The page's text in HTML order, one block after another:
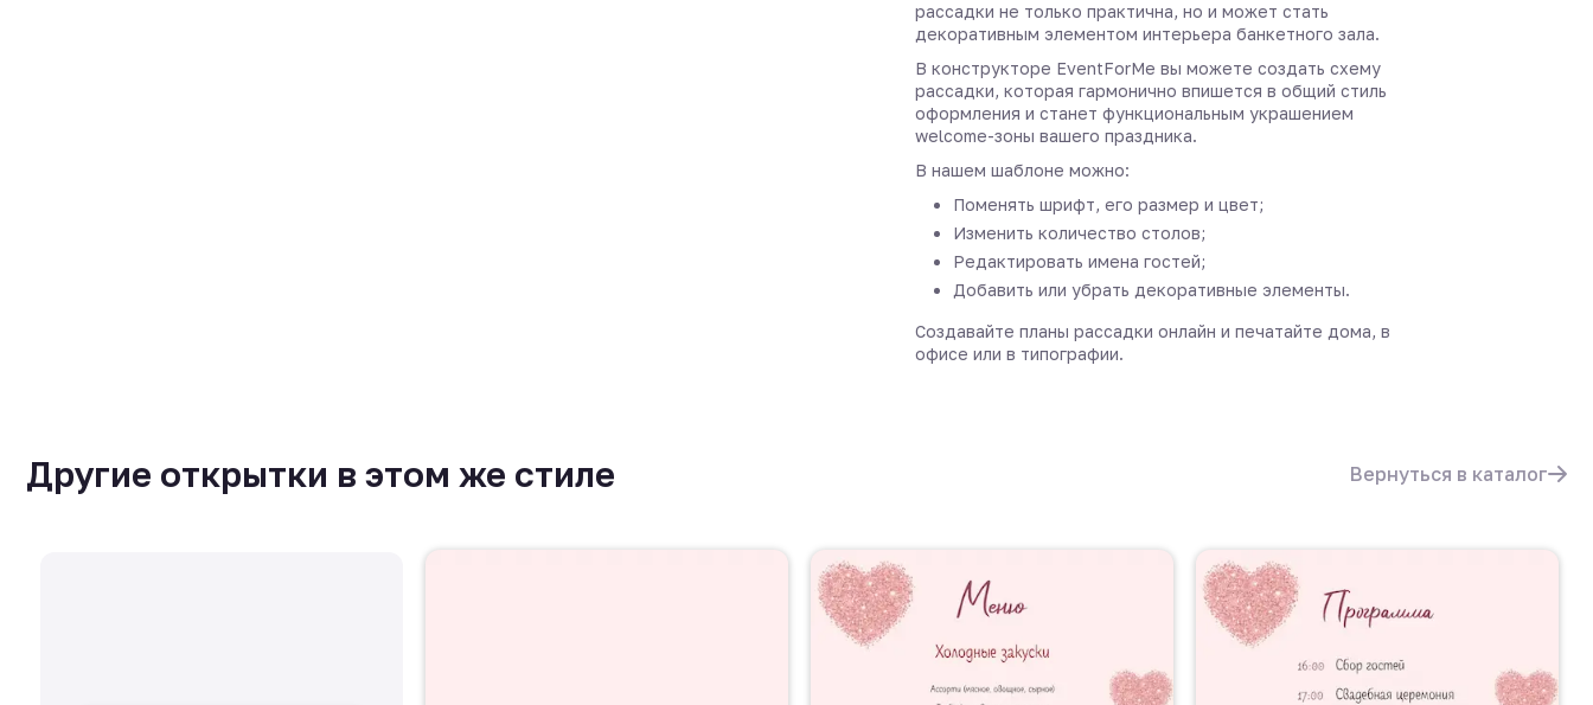
рассадки не только практична, но и может стать
декоративным элементом интерьера банкетного зала.
В конструкторе EventForMe вы можете создать схему
рассадки, которая гармонично впишется в общий стиль
оформления и станет функциональным украшением
welcome-зоны вашего праздника.
В нашем шаблоне можно:
Поменять шрифт, его размер и цвет;
Изменить количество столов;
Редактировать имена гостей;
Добавить или убрать декоративные элементы.
Создавайте планы рассадки онлайн и печатайте дома, в
офисе или в типографии.
Другие открытки в этом же стиле Вернуться в каталог